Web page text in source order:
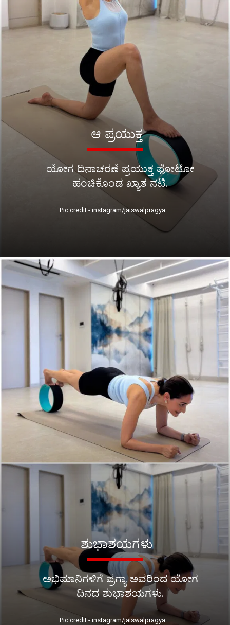
ಯೋಗ ದಿನಾಚರಣೆ ಪ್ರಯುಕ್ತ ಫೋಟೋ
ಹಂಚಿಕೊಂಡ ಖ್ಯಾತ ನಟಿ.
ಆ ಪ್ರಯುಕ್ತ
Pic credit - instagram/jaiswalpragya
ಅಭಿಮಾನಿಗಳಿಗೆ ಪ್ರಗ್ಯಾ ಅವರಿಂದ ಯೋಗ
ದಿನದ ಶುಭಾಶಯಗಳು.
ಶುಭಾಶಯಗಳು
Pic credit - instagram/jaiswalpragya